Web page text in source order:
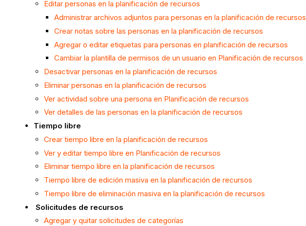
Editar personas en la planificación de recursos
Administrar archivos adjuntos para personas en la planificación de recursos
Crear notas sobre las personas en la planificación de recursos
Agregar o editar etiquetas para personas en planificación de recursos
Cambiar la plantilla de permisos de un usuario en Planificación de recursos
Desactivar personas en la planificación de recursos
Eliminar personas en la planificación de recursos
Ver actividad sobre una persona en Planificación de recursos
Ver detalles de las personas en la planificación de recursos
Tiempo libre
Crear tiempo libre en la planificación de recursos
Ver y editar tiempo libre en Planificación de recursos
Eliminar tiempo libre en la planificación de recursos
Tiempo libre de edición masiva en la planificación de recursos
Tiempo libre de eliminación masiva en la planificación de recursos
Solicitudes de recursos
Agregar y quitar solicitudes de categorías